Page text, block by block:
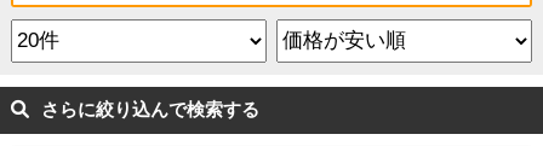
さらに絞り込んで検索する